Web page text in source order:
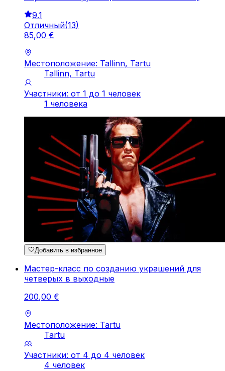
9.1
Отличный(13)
85,00 €
Местоположение: Tallinn, Tartu
Tallinn, Tartu
Участники: от 1 до 1 человек
1 человека
Добавить в избранное
Мастер-класс по созданию украшений для
четверых в выходные
200,00 €
Местоположение: Tartu
Tartu
Участники: от 4 до 4 человек
4 человек